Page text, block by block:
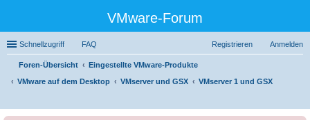
VMware-Forum
Schnellzugriff FAQ Anmelden
Registrieren
Foren-Übersicht
Eingestellte VMware-Produkte
VMware auf dem Desktop
VMserver und GSX VMserver 1 und GSX
uc